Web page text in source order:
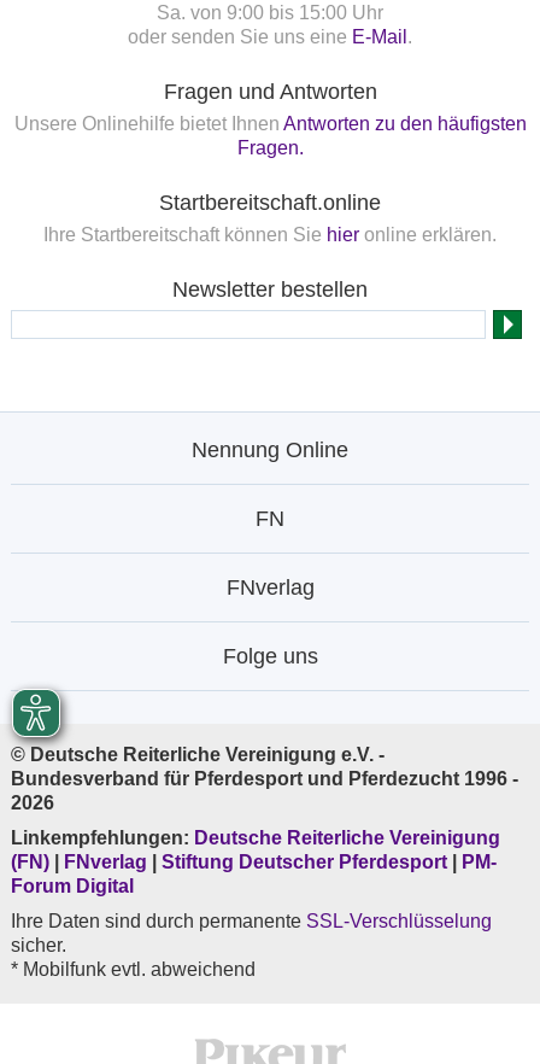
Sa. von 9:00 bis 15:00 Uhr
oder senden Sie uns eine E-Mail .
Fragen und Antworten
Unsere Onlinehilfe bietet Ihnen Antworten zu den häufigsten
Fragen.
Startbereitschaft.online
Ihre Startbereitschaft können Sie hier online erklären.
Newsletter bestellen
Nennung Online
FN
FNverlag
Folge uns
© Deutsche Reiterliche Vereinigung e.V. -
Bundesverband für Pferdesport und Pferdezucht 1996 -
2026
Linkempfehlungen: Deutsche Reiterliche Vereinigung
(FN)
FNverlag Stiftung Deutscher Pferdesport
PM-
Forum Digital
Ihre Daten sind durch permanente SSL-Verschlüsselung
sicher.
* Mobilfunk evtl. abweichend